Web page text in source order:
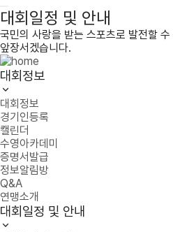
대회일정 및 안내
국민의 사랑을 받는 스포츠로 발전할
앞장서겠습니다.
대회정보
대회정보
경기인등록
캘린더
수영아카데미
증명서발급
정보알림방
Q&A
연맹소개
대회일정 및 안내